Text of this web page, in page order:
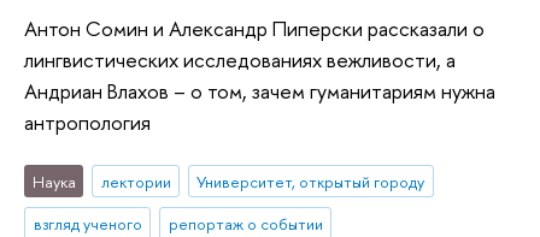
Антон Сомин и Александр Пиперски рассказали о
лингвистических исследованиях вежливости, а
Андриан Влахов – о том, зачем гуманитариям нужна
антропология
Наука лектории
Университет, открытый городу
взгляд ученого
репортаж о событии